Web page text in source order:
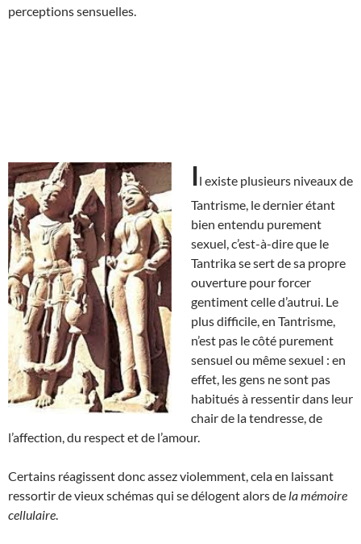
perceptions sensuelles.
Il existe plusieurs niveaux de
Tantrisme, le dernier étant
bien entendu purement
sexuel, c’est-à-dire que le
Tantrika se sert de sa propre
ouverture pour forcer
gentiment celle d’autrui. Le
plus difficile, en Tantrisme,
n’est pas le côté purement
sensuel ou même sexuel : en
effet, les gens ne sont pas
habitués à ressentir dans leur
chair de la tendresse, de
l’affection, du respect et de l’amour.
Certains réagissent donc assez violemment, cela en laissant
ressortir de vieux schémas qui se délogent alors de la mémoire
cellulaire